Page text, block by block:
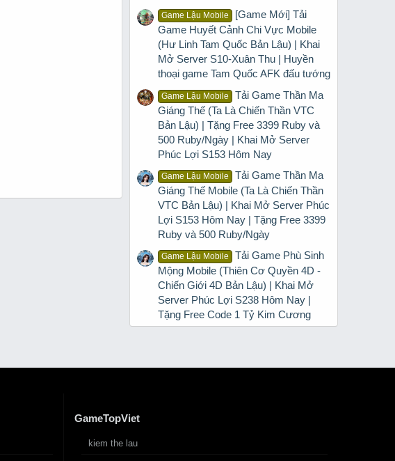
Game Lậu Mobile
[Game Mới] Tải
Game Huyết Cảnh Chi Vực Mobile
(Hư Linh Tam Quốc Bản Lậu) | Khai
Mở Server S10-Xuân Thu | Huyền
thoại game Tam Quốc AFK đấu tướng
Game Lậu Mobile
Tải Game Thần Ma
Giáng Thế (Ta Là Chiến Thần VTC
Bản Lậu) | Tặng Free 3399 Ruby và
500 Ruby/Ngày | Khai Mở Server
Phúc Lợi S153 Hôm Nay
Game Lậu Mobile
Tải Game Thần Ma
Giáng Thế Mobile (Ta Là Chiến Thần
VTC Bản Lậu) | Khai Mở Server Phúc
Lợi S153 Hôm Nay | Tặng Free 3399
Ruby và 500 Ruby/Ngày
Game Lậu Mobile
Tải Game Phù Sinh
Mộng Mobile (Thiên Cơ Quyền 4D -
Chiến Giới 4D Bản Lậu) | Khai Mở
Server Phúc Lợi S238 Hôm Nay |
Tặng Free Code 1 Tỷ Kim Cương
GameTopViet
kiem the lau